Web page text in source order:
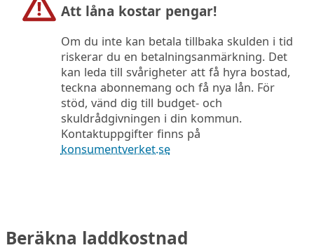
Att låna kostar pengar!
Om du inte kan betala tillbaka skulden i tid
riskerar du en betalningsanmärkning. Det
kan leda till svårigheter att få hyra bostad,
teckna abonnemang och få nya lån. För
stöd, vänd dig till budget- och
skuldrådgivningen i din kommun.
Kontaktuppgifter finns på
konsumentverket.se
Beräkna laddkostnad